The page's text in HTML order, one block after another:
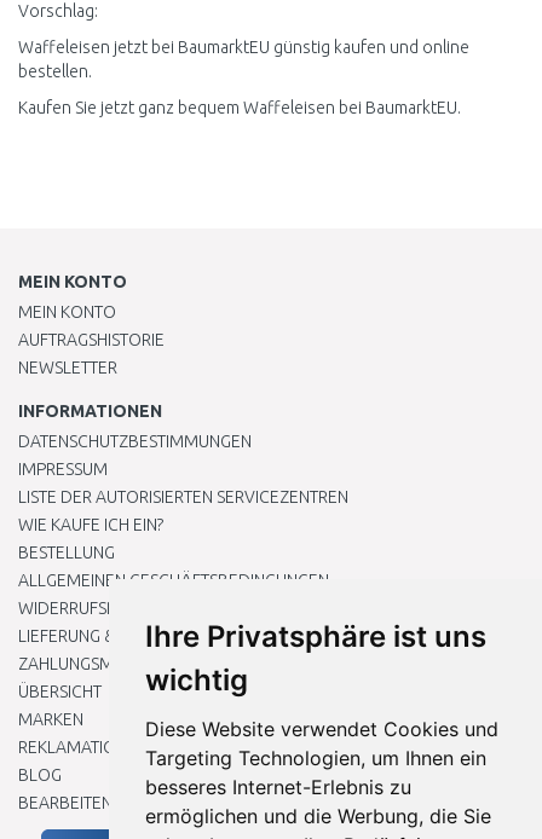
Ihre Privatsphäre ist uns
wichtig
Diese Website verwendet Cookies und
Targeting Technologien, um Ihnen ein
besseres Internet-Erlebnis zu
ermöglichen und die Werbung, die Sie
Vorschlag:
Waffeleisen jetzt bei BaumarktEU günstig kaufen und online
bestellen.
Kaufen Sie jetzt ganz bequem Waffeleisen bei BaumarktEU.
MEIN KONTO
MEIN KONTO
AUFTRAGSHISTORIE
NEWSLETTER
INFORMATIONEN
DATENSCHUTZBESTIMMUNGEN
IMPRESSUM
LISTE DER AUTORISIERTEN SERVICEZENTREN
WIE KAUFE ICH EIN?
BESTELLUNG
ALLGEMEINEN GESCHÄFTSBEDINGUNGEN
WIDERRUFSRECHT
LIEFERUNG & ZAHLUNG
ZAHLUNGSMETHODEN
ÜBERSICHT
MARKEN
REKLAMATIONEN UND RETOUREN
BLOG
BEARBEITEN SIE MEINE COOKIE-EINSTELLUNGEN